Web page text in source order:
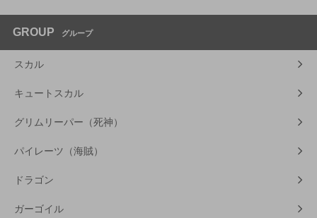
GROUP グループ
スカル
キュートスカル
グリムリーパー（死神）
パイレーツ（海賊）
ドラゴン
ガーゴイル